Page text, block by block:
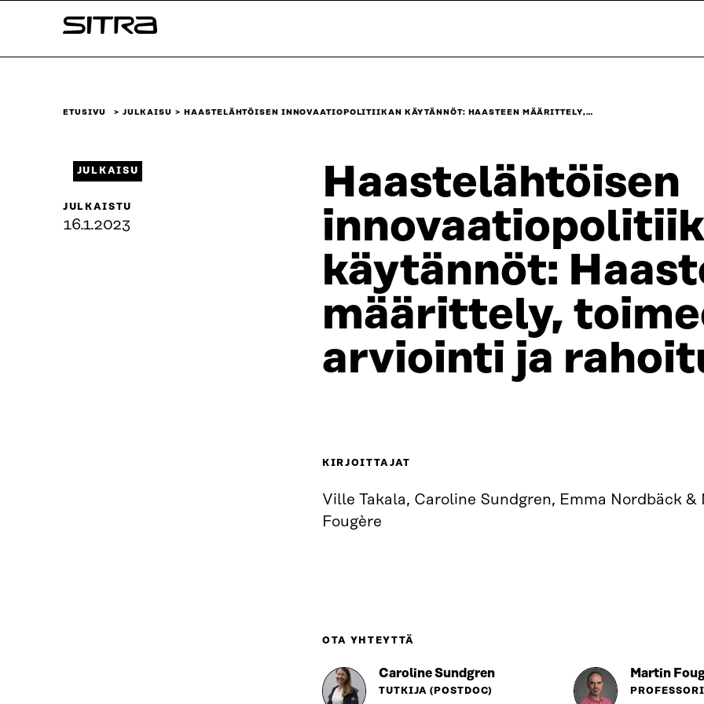
sisältöön
Sitra
ETUSIVU JULKAISU HAASTELÄHTÖISEN INNOVAATIOPOLITIIKAN KÄYTÄNNÖT: HAASTEEN MÄÄRITTELY,…
Haastelähtöisen
käytännöt:
määrittely,
arviointi ja
JULKAISU
JULKAISTU
16.1.2023
KIRJOITTAJAT
Ville Takala, Caroline Sundgren, Emma Nordbäck &
Fougère
OTA YHTEYTTÄ
Caroline Sundgren
TUTKIJA (POSTDOC)
Martin
PROFESSORI